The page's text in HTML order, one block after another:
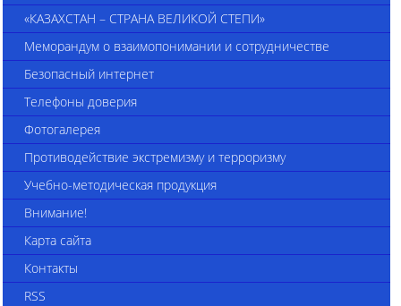
«КАЗАХСТАН – СТРАНА ВЕЛИКОЙ СТЕПИ»
Меморандум о взаимопонимании и сотрудничестве
Безопасный интернет
Телефоны доверия
Фотогалерея
Противодействие экстремизму и терроризму
Учебно-методическая продукция
Внимание!
Карта сайта
Контакты
RSS